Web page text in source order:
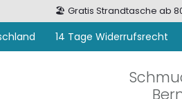
🏖️ Gratis Strandtasche ab
14 Tage Widerrufsrecht